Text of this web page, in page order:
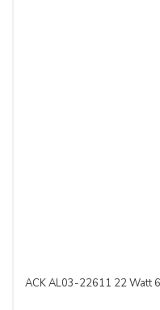
ACK AL03-22611 22 Watt